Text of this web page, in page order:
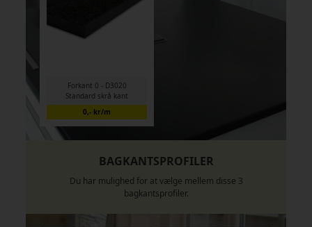
Forkant 0 - D3020
Standard skrå kant
0,- kr/m
BAGKANTSPROFILER
Du har mulighed for at vælge mellem disse 3
bagkantsprofiler.